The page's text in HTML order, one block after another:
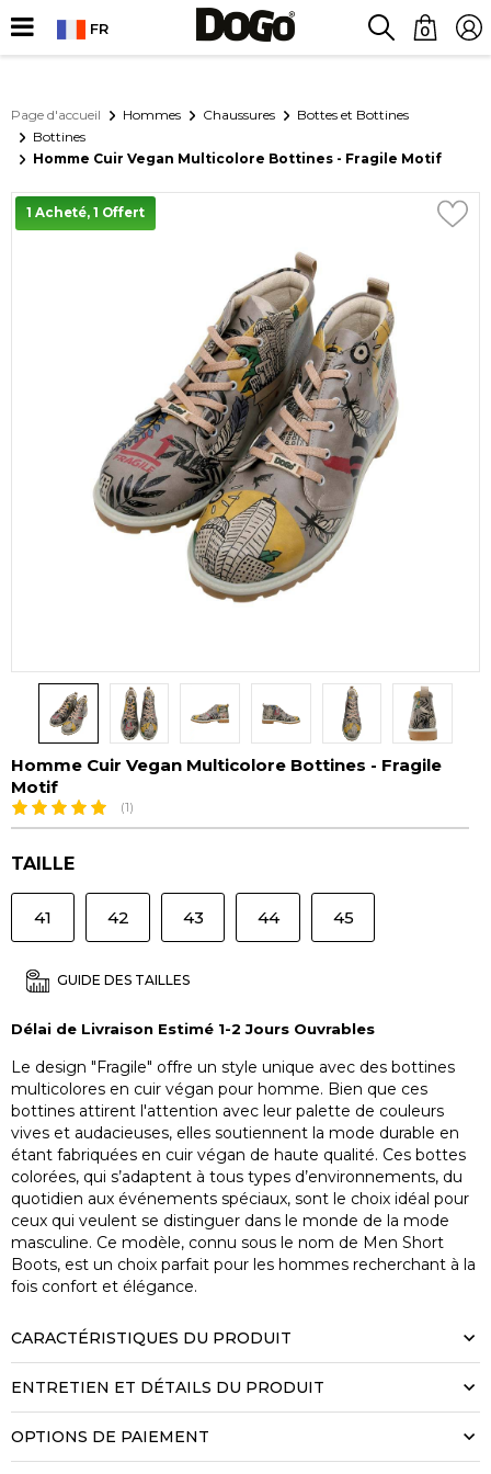
FR 0
Page d'accueil Hommes Chaussures
Bottes et Bottines
Bottines
Homme Cuir Vegan Multicolore Bottines - Fragile Motif
1 Acheté, 1 Offert
Homme Cuir Vegan Multicolore Bottines - Fragile
Motif
(1)
TAILLE
41 42 43 44 45
GUIDE DES TAILLES
Délai de Livraison Estimé 1-2 Jours Ouvrables
Le design "Fragile" offre un style unique avec des bottines
multicolores en cuir végan pour homme. Bien que ces
bottines attirent l'attention avec leur palette de couleurs
vives et audacieuses, elles soutiennent la mode durable en
étant fabriquées en cuir végan de haute qualité. Ces bottes
colorées, qui s’adaptent à tous types d’environnements, du
quotidien aux événements spéciaux, sont le choix idéal pour
ceux qui veulent se distinguer dans le monde de la mode
masculine. Ce modèle, connu sous le nom de Men Short
Boots, est un choix parfait pour les hommes recherchant à la
fois confort et élégance.
CARACTÉRISTIQUES DU PRODUIT
ENTRETIEN ET DÉTAILS DU PRODUIT
OPTIONS DE PAIEMENT